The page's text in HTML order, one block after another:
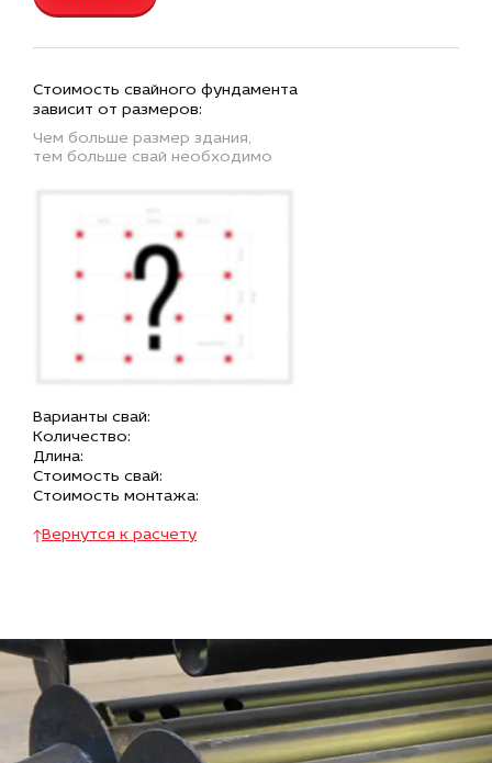
Стоимость свайного фундамента
зависит от размеров:
Чем больше размер здания,
тем больше свай необходимо
Варианты свай:
Количество:
Длина:
Стоимость свай:
Стоимость монтажа:
Вернутся к расчету